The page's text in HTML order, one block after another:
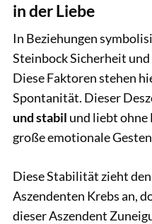
in der Liebe
In Beziehungen
Steinbock Sicherheit
Diese Faktoren stehen
Spontanität. Dieser
und stabil und liebt ohne
große emotionale
Diese Stabilität zieht
Aszendenten Krebs an,
dieser Aszendent